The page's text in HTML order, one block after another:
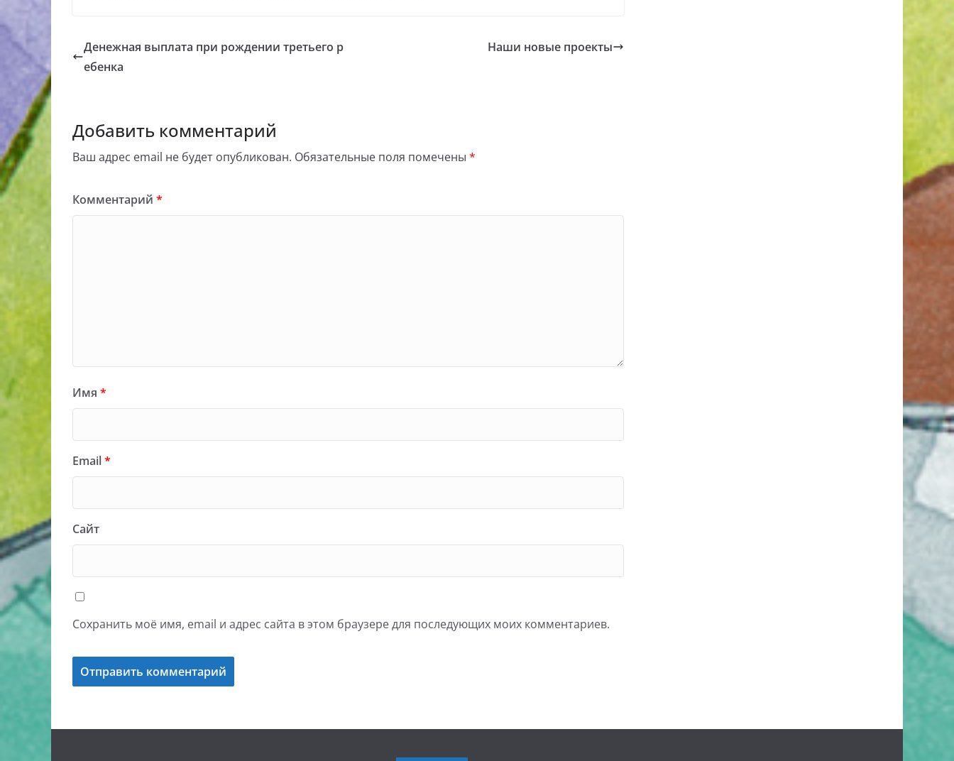
Денежная выплата при рождении третьего р
ебенка
Наши новые проекты
Добавить комментарий
Ваш адрес email не будет опубликован. Обязательные поля помечены *
Комментарий *
Имя *
Email*
Сайт
Сохранить моё имя, email и адрес сайта в этом браузере для последующих моих комментариев.